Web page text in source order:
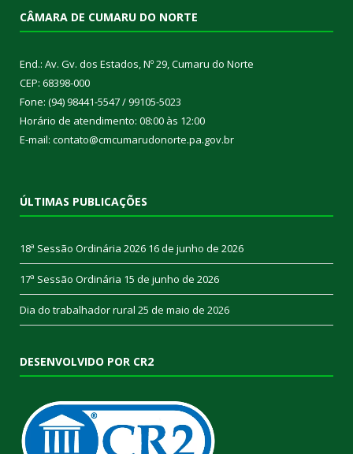
CÂMARA DE CUMARU DO NORTE
End.: Av. Gv. dos Estados, Nº 29, Cumaru do Norte
CEP: 68398-000
Fone: (94) 98441-5547 / 99105-5023
Horário de atendimento: 08:00 às 12:00
E-mail: contato@cmcumarudonorte.pa.gov.br
ÚLTIMAS PUBLICAÇÕES
18ª Sessão Ordinária 2026 16 de junho de 2026
17ª Sessão Ordinária 15 de junho de 2026
Dia do trabalhador rural 25 de maio de 2026
DESENVOLVIDO POR CR2